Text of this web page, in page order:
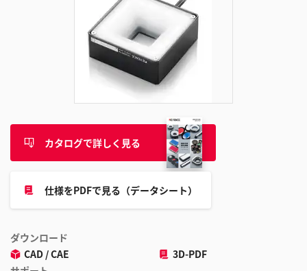
カタログで詳しく見る
仕様をPDFで見る（データシート）
ダウンロード
CAD / CAE
3D-PDF